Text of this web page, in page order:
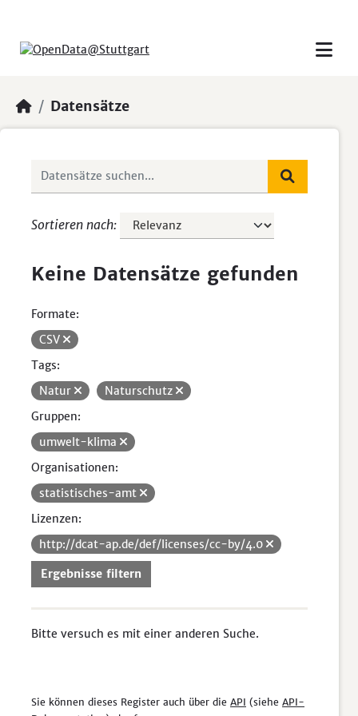
Datensätze
Sortieren nach
Keine Datensätze gefunden
Formate:
CSV
Tags:
Natur
Naturschutz
Gruppen:
umwelt-klima
Organisationen:
statistisches-amt
Lizenzen:
http://dcat-ap.de/def/licenses/cc-by/4.0
Ergebnisse filtern
Bitte versuch es mit einer anderen Suche.
Sie können dieses Register auch über die API (siehe API-